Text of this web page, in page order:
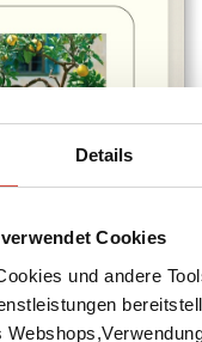
Details
Cookies
und andere